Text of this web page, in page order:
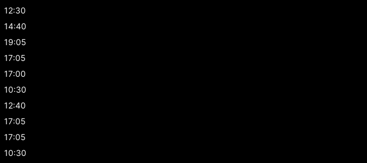
12:30
14:40
19:05
17:05
17:00
10:30
12:40
17:05
17:05
10:30